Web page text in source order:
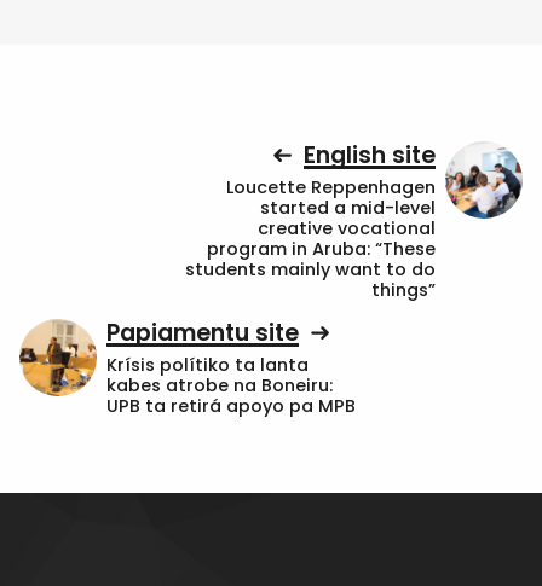
English site
Loucette Reppenhagen
started a mid-level
creative vocational
program in Aruba: “These
students mainly want to do
things”
Papiamentu site
Krísis polítiko ta lanta
kabes atrobe na Boneiru:
UPB ta retirá apoyo pa MPB